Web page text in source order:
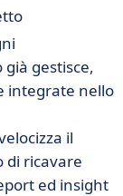
gestisce,
integrate nello
il
di ricavare
ed insight